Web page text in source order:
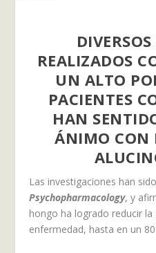
REALIZADOS
UN ALTO
PACIENTES
HAN
ÁNIMO CON
Las investigaciones han
Psychopharmacology, y
hongo ha logrado reducir
enfermedad, hasta en un